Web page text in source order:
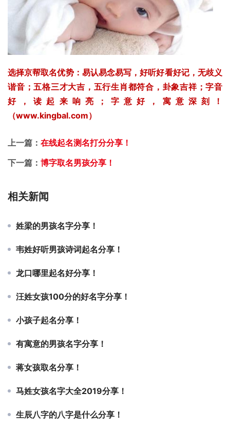
选择京帮取名优势：易认易念易写，好听好看好记，无歧义
谐音；五格三才大吉，五行生肖都符合，卦象吉祥；字音
好，读起来响亮；字意好，寓意深刻！
（www.kingbal.com）
上一篇： 在线起名测名打分分享！
下一篇： 博字取名男孩分享！
相关新闻
姓梁的男孩名字分享！
韦姓好听男孩诗词起名分享！
龙口哪里起名好分享！
汪姓女孩100分的好名字分享！
小孩子起名分享！
有寓意的男孩名字分享！
蒋女孩取名分享！
马姓女孩名字大全2019分享！
生辰八字的八字是什么分享！